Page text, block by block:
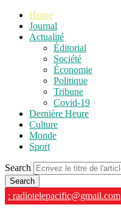
Home
Journal
Actualité
Éditorial
Société
Économie
Politique
Tribune
Covid-19
Dernière Heure
Culture
Monde
Sport
Search
: radiotelepacific@gmail.com